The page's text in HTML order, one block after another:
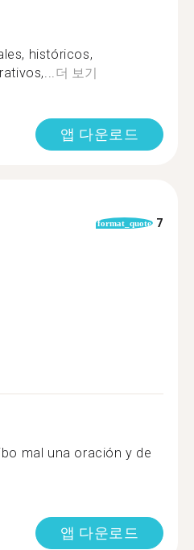
históricos,
더 보기
앱 다운로드
format_quote 7
mal una oración y de
앱 다운로드